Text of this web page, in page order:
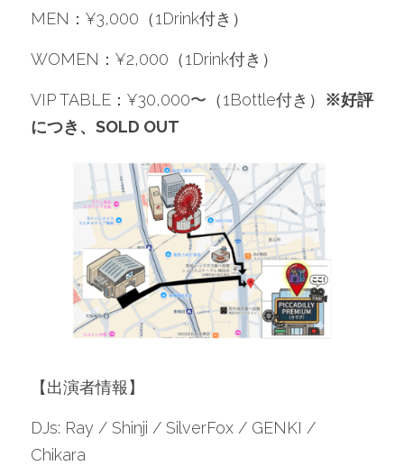
MEN：¥3,000（1Drink付き）
WOMEN：¥2,000（1Drink付き）
VIP TABLE：¥30,000〜（1Bottle付き） ※好評
につき、SOLD OUT
【出演者情報】
DJs: Ray / Shinji / SilverFox / GENKI /
Chikara